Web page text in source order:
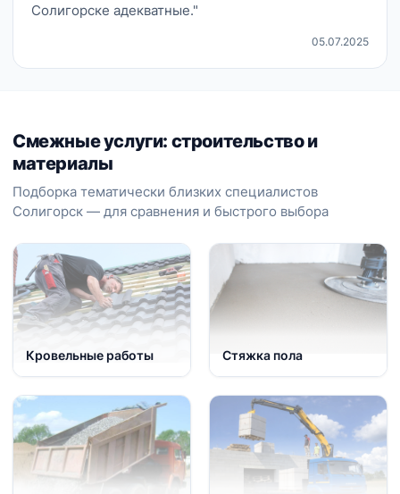
Солигорске адекватные."
05.07.2025
Смежные услуги: строительство и
материалы
Подборка тематически близких специалистов
Солигорск — для сравнения и быстрого выбора
Кровельные работы Стяжка пола